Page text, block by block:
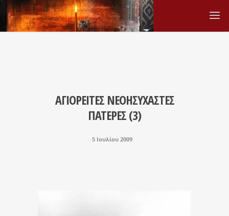
ΑΓΙΟΡΕΙΤΕΣ ΝΕΟΗΣΥΧΑΣΤΕΣ
ΠΑΤΕΡΕΣ (3)
5 Ιουλίου 2009